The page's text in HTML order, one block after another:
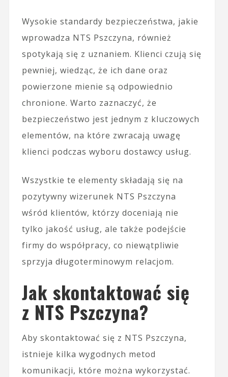
Wysokie standardy bezpieczeństwa, jakie
wprowadza NTS Pszczyna, również
spotykają się z uznaniem. Klienci czują się
pewniej, wiedząc, że ich dane oraz
powierzone mienie są odpowiednio
chronione. Warto zaznaczyć, że
bezpieczeństwo jest jednym z kluczowych
elementów, na które zwracają uwagę
klienci podczas wyboru dostawcy usług.
Wszystkie te elementy składają się na
pozytywny wizerunek NTS Pszczyna
wśród klientów, którzy doceniają nie
tylko jakość usług, ale także podejście
firmy do współpracy, co niewątpliwie
sprzyja długoterminowym relacjom.
Jak skontaktować się
z NTS Pszczyna?
Aby skontaktować się z NTS Pszczyna,
istnieje kilka wygodnych metod
komunikacji, które można wykorzystać.